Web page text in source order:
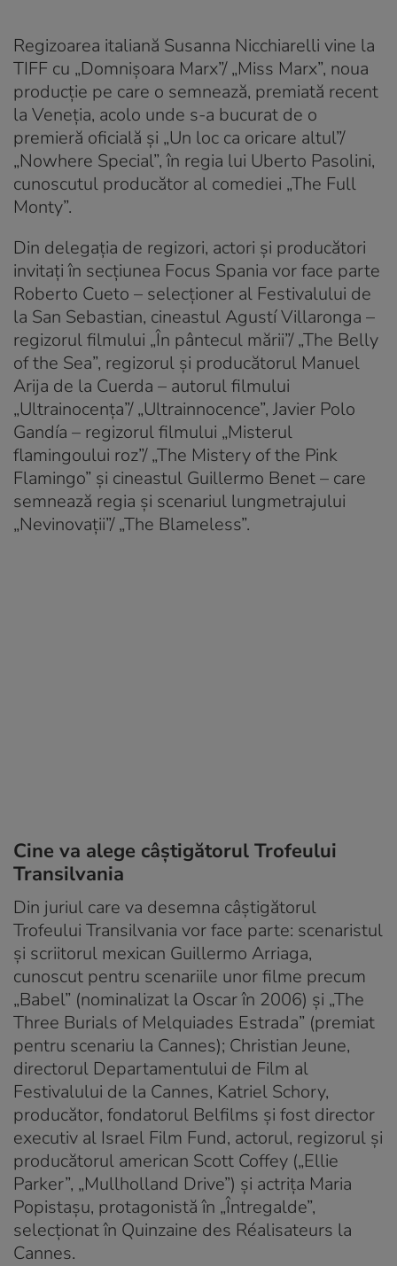
Regizoarea italiană Susanna Nicchiarelli vine la
TIFF cu „Domnișoara Marx”/ „Miss Marx”, noua
producție pe care o semnează, premiată recent
la Veneția, acolo unde s-a bucurat de o
premieră oficială și „Un loc ca oricare altul”/
„Nowhere Special”, în regia lui Uberto Pasolini,
cunoscutul producător al comediei „The Full
Monty”.
Din delegația de regizori, actori și producători
invitați în secțiunea Focus Spania vor face parte
Roberto Cueto – selecționer al Festivalului de
la San Sebastian, cineastul Agustí Villaronga –
regizorul filmului „În pântecul mării”/ „The Belly
of the Sea”, regizorul și producătorul Manuel
Arija de la Cuerda – autorul filmului
„Ultrainocența”/ „Ultrainnocence”, Javier Polo
Gandía – regizorul filmului „Misterul
flamingoului roz”/ „The Mistery of the Pink
Flamingo” și cineastul Guillermo Benet – care
semnează regia și scenariul lungmetrajului
„Nevinovații”/ „The Blameless”.
Cine va alege câștigătorul Trofeului
Transilvania
Din juriul care va desemna câștigătorul
Trofeului Transilvania vor face parte: scenaristul
și scriitorul mexican Guillermo Arriaga,
cunoscut pentru scenariile unor filme precum
„Babel” (nominalizat la Oscar în 2006) și „The
Three Burials of Melquiades Estrada” (premiat
pentru scenariu la Cannes); Christian Jeune,
directorul Departamentului de Film al
Festivalului de la Cannes, Katriel Schory,
producător, fondatorul Belfilms și fost director
executiv al Israel Film Fund, actorul, regizorul și
producătorul american Scott Coffey („Ellie
Parker”, „Mullholland Drive”) și actrița Maria
Popistașu, protagonistă în „Întregalde”,
selecționat în Quinzaine des Réalisateurs la
Cannes.